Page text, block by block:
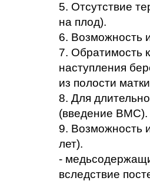
5. Отсутствие
на плод).
6. Возможность
7. Обратимость
наступления
из полости
8. Для
(введение ВМС).
9. Возможность
лет).
-
вследствие